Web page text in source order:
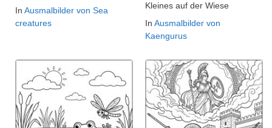
In Ausmalbilder von Sea
creatures
Kleines auf der Wiese
In Ausmalbilder von
Kaengurus